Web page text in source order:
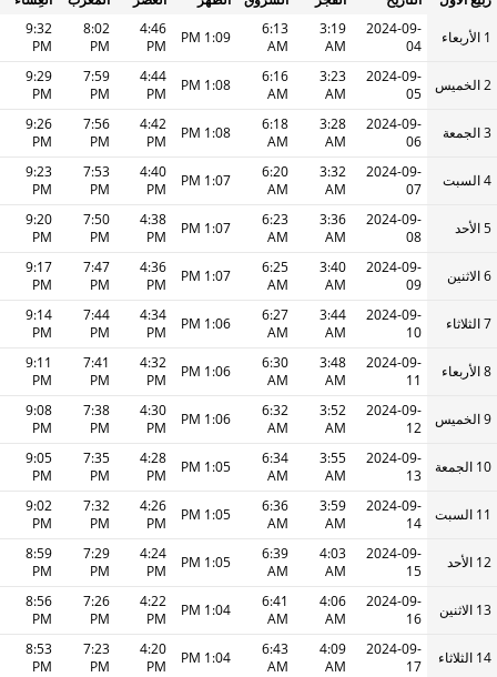
1 الأربعاء
2024-09-
04
3:19
AM
6:13
AM
1:09 PM
4:46
PM
8:02
PM
9:32
PM
2 الخميس
2024-09-
05
3:23
AM
6:16
AM
1:08 PM
4:44
PM
7:59
PM
9:29
PM
3 الجمعة
2024-09-
06
3:28
AM
6:18
AM
1:08 PM
4:42
PM
7:56
PM
9:26
PM
4 السبت
2024-09-
07
3:32
AM
6:20
AM
1:07 PM
4:40
PM
7:53
PM
9:23
PM
5 الأحد
2024-09-
08
3:36
AM
6:23
AM
1:07 PM
4:38
PM
7:50
PM
9:20
PM
6 الاثنين
2024-09-
09
3:40
AM
6:25
AM
1:07 PM
4:36
PM
7:47
PM
9:17
PM
7 الثلاثاء
2024-09-
10
3:44
AM
6:27
AM
1:06 PM
4:34
PM
7:44
PM
9:14
PM
8 الأربعاء
2024-09-
11
3:48
AM
6:30
AM
1:06 PM
4:32
PM
7:41
PM
9:11
PM
9 الخميس
2024-09-
12
3:52
AM
6:32
AM
1:06 PM
4:30
PM
7:38
PM
9:08
PM
10 الجمعة
2024-09-
13
3:55
AM
6:34
AM
1:05 PM
4:28
PM
7:35
PM
9:05
PM
11 السبت
2024-09-
14
3:59
AM
6:36
AM
1:05 PM
4:26
PM
7:32
PM
9:02
PM
12 الأحد
2024-09-
15
4:03
AM
6:39
AM
1:05 PM
4:24
PM
7:29
PM
8:59
PM
13 الاثنين
2024-09-
16
4:06
AM
6:41
AM
1:04 PM
4:22
PM
7:26
PM
8:56
PM
14 الثلاثاء
2024-09-
17
4:09
AM
6:43
AM
1:04 PM
4:20
PM
7:23
PM
8:53
PM